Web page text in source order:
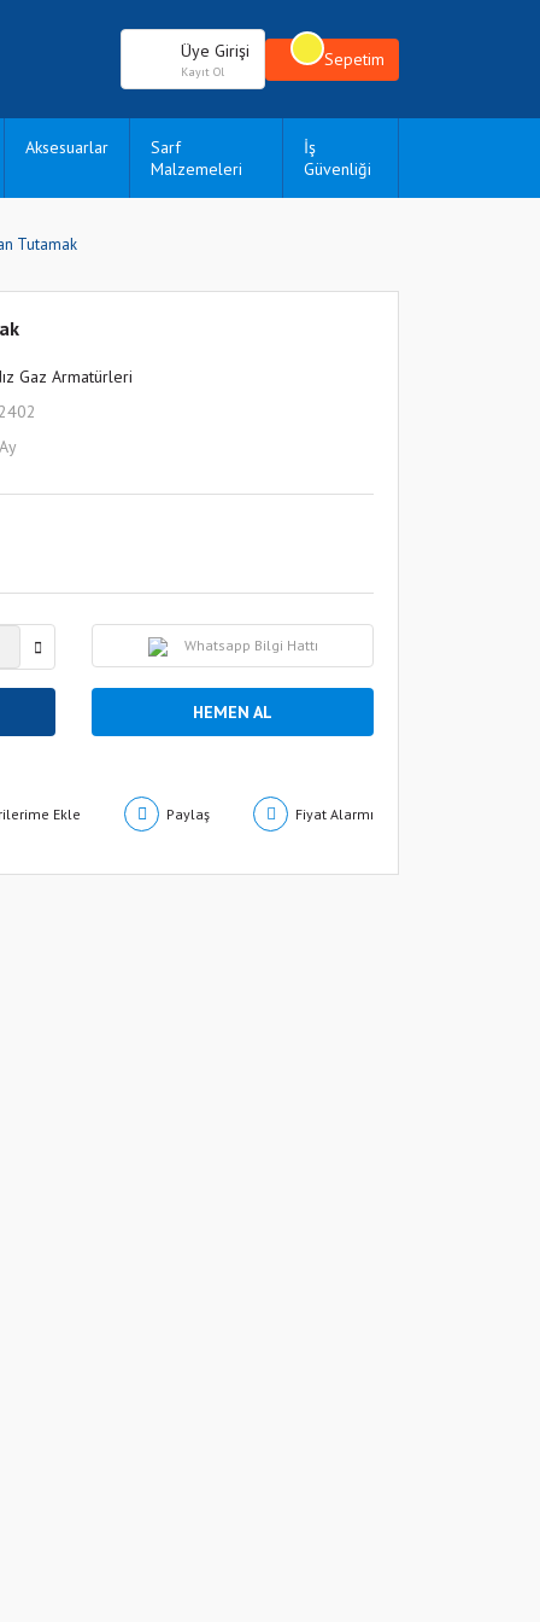
Üye Girişi
Kayıt Ol
Sepetim
Aksesuarlar
Sarf
Malzemeleri
İş
Güvenliği
Tutamak
Gaz Armatürleri
Whatsapp Bilgi Hattı
HEMEN AL
Paylaş Fiyat Alarmı